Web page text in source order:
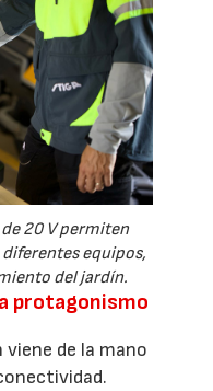
20 V permiten
equipos,
del jardín.
protagonismo
de la mano